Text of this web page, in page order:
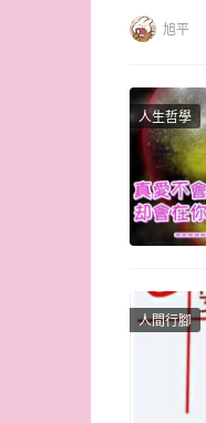
旭平
人生哲學
人間行腳